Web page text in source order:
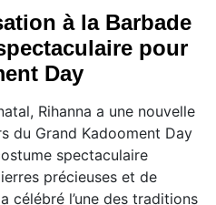
à la Barbade
pour
Day
Rihanna a une nouvelle
du Grand Kadooment Day
spectaculaire
précieuses et de
célébré l’une des traditions